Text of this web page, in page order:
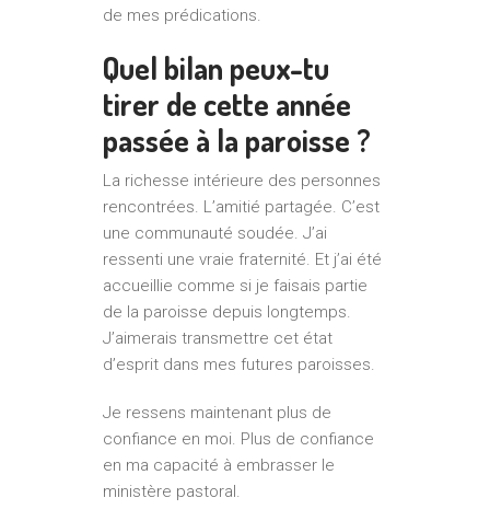
de mes prédications.
Quel bilan peux-tu
tirer de cette année
passée à la paroisse ?
La richesse intérieure des personnes
rencontrées. L’amitié partagée. C’est
une communauté soudée. J’ai
ressenti une vraie fraternité. Et j’ai été
accueillie comme si je faisais partie
de la paroisse depuis longtemps.
J’aimerais transmettre cet état
d’esprit dans mes futures paroisses.
Je ressens maintenant plus de
confiance en moi. Plus de confiance
en ma capacité à embrasser le
ministère pastoral.